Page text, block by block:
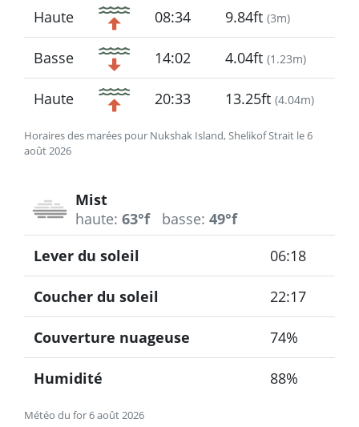
Horaires des marées pour Nukshak Island, Shelikof Strait le 6
août 2026
Haute 08:34 9.84ft (3m)
Basse 14:02 4.04ft (1.23m)
Haute 20:33 13.25ft (4.04m)
Mist
haute: 63°f basse: 49°f
Météo du for 6 août 2026
Lever du soleil 06:18
Coucher du soleil 22:17
Couverture nuageuse 74%
Humidité 88%